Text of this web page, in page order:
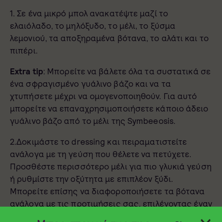
1. Σε ένα μικρό μπολ ανακατέψτε μαζί το
ελαιόλαδο, το μηλόξυδο, το μέλι, το ξύσμα
λεμονιού, τα αποξηραμένα βότανα, το αλάτι και το
πιπέρι.
Extra tip: Μπορείτε να βάλετε όλα τα συστατικά σε
ένα σφραγισμένο γυάλινο βάζο και να τα
χτυπήσετε μέχρι να ομογενοποιηθούν. Για αυτό
μπορείτε να επαναχρησιμοποιήσετε κάποιο άδειο
γυάλινο βάζο από το μέλι της Symbeeosis.
2.Δοκιμάστε το dressing και πειραματιστείτε
ανάλογα με τη γεύση που θέλετε να πετύχετε.
Προσθέστε περισσότερο μέλι για πιο γλυκιά γεύση
ή ρυθμίστε την οξύτητα με επιπλέον ξύδι.
Μπορείτε επίσης να διαφοροποιήσετε τα βότανα
ανάλογα με τις προτιμήσεις σας, επιλέγοντας έναν